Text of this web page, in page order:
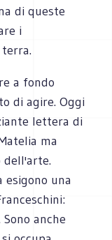
di queste
i
a fondo
di agire. Oggi
lettera di
ma
dell'arte.
una
anche